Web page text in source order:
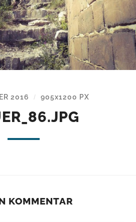
2016 / 905x1200 PX
KOMMENTAR